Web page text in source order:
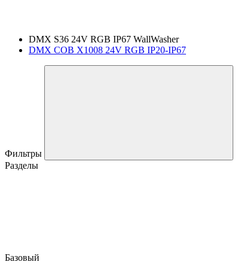
DMX S36 24V RGB IP67 WallWasher
DMX COB X1008 24V RGB IP20-IP67
Фильтры
Разделы
Базовый